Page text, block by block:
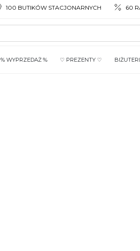
100 BUTIKÓW STACJONARNYCH 60
% WYPRZEDAŻ % ♡ PREZENTY ♡